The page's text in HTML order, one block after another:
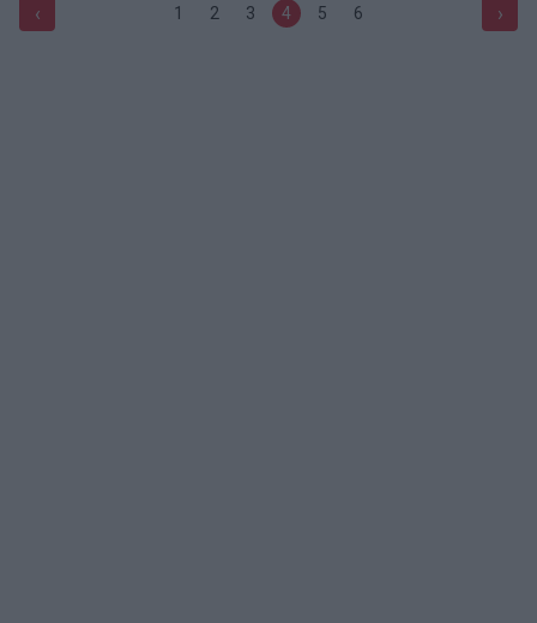
‹ 1 2 3 4 5 6 ›